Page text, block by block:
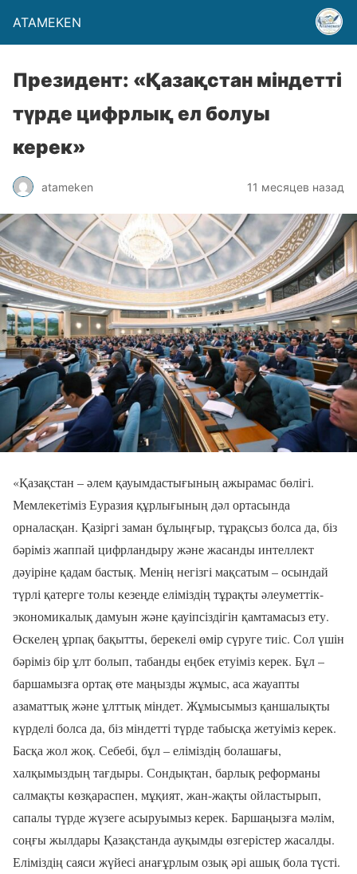
ATAMEKEN
Президент: «Қазақстан міндетті
түрде цифрлық ел болуы
керек»
atameken 11 месяцев назад
«Қазақстан – әлем қауымдастығының ажырамас бөлігі.
Мемлекетіміз Еуразия құрлығының дәл ортасында
орналасқан. Қазіргі заман бұлыңғыр, тұрақсыз болса да, біз
бәріміз жаппай цифрландыру және жасанды интеллект
дәуіріне қадам бастық. Менің негізгі мақсатым – осындай
түрлі қатерге толы кезеңде еліміздің тұрақты әлеуметтік-
экономикалық дамуын және қауіпсіздігін қамтамасыз ету.
Өскелең ұрпақ бақытты, берекелі өмір сүруге тиіс. Сол үшін
бәріміз бір ұлт болып, табанды еңбек етуіміз керек. Бұл –
баршамызға ортақ өте маңызды жұмыс, аса жауапты
азаматтық және ұлттық міндет. Жұмысымыз қаншалықты
күрделі болса да, біз міндетті түрде табысқа жетуіміз керек.
Басқа жол жоқ. Себебі, бұл – еліміздің болашағы,
халқымыздың тағдыры. Сондықтан, барлық реформаны
салмақты көзқараспен, мұқият, жан-жақты ойластырып,
сапалы түрде жүзеге асыруымыз керек. Баршаңызға мәлім,
соңғы жылдары Қазақстанда ауқымды өзгерістер жасалды.
Еліміздің саяси жүйесі анағұрлым озық әрі ашық бола түсті.